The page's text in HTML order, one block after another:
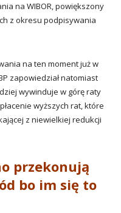
na WIBOR, powiększony
z okresu podpisywania
na ten moment już w
zapowiedział natomiast
wywinduje w górę raty
wyższych rat, które
z niewielkiej redukcji
przekonują
bo im się to